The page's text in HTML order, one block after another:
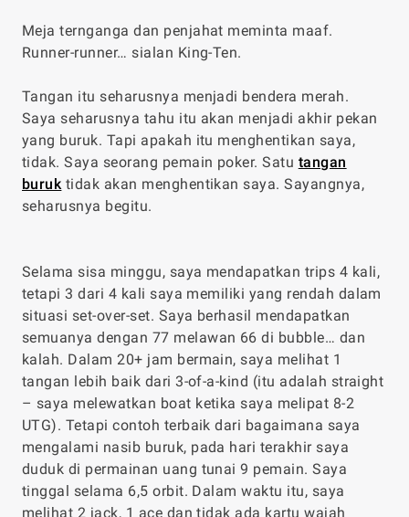
Meja ternganga dan penjahat meminta maaf.
Runner-runner… sialan King-Ten.
Tangan itu seharusnya menjadi bendera merah.
Saya seharusnya tahu itu akan menjadi akhir pekan
yang buruk. Tapi apakah itu menghentikan saya,
tidak. Saya seorang pemain poker. Satu tangan
buruktidak akan menghentikan saya. Sayangnya,
seharusnya begitu.
Selama sisa minggu, saya mendapatkan trips 4 kali,
tetapi 3 dari 4 kali saya memiliki yang rendah dalam
situasi set-over-set. Saya berhasil mendapatkan
semuanya dengan 77 melawan 66 di bubble… dan
kalah. Dalam 20+ jam bermain, saya melihat 1
tangan lebih baik dari 3-of-a-kind (itu adalah straight
– saya melewatkan boat ketika saya melipat 8-2
UTG). Tetapi contoh terbaik dari bagaimana saya
mengalami nasib buruk, pada hari terakhir saya
duduk di permainan uang tunai 9 pemain. Saya
tinggal selama 6,5 orbit. Dalam waktu itu, saya
melihat 2 jack, 1 ace dan tidak ada kartu wajah